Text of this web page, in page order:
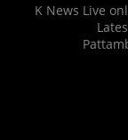
K News Live